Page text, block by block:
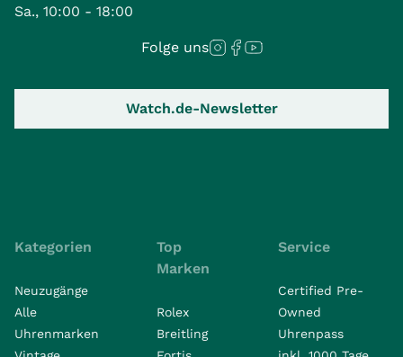
Sa., 10:00 - 18:00
Folge uns
Watch.de-Newsletter
Kategorien
Neuzugänge
Alle
Uhrenmarken
Top
Marken
Rolex
Breitling
Service
Certified Pre-
Owned
Uhrenpass